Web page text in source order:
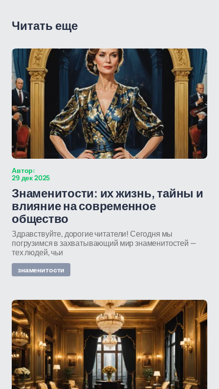
Читать еще
Автор:
29 дек 2025
Знаменитости: их жизнь, тайны и
влияние на современное
общество
Здравствуйте, дорогие читатели! Сегодня мы
погрузимся в захватывающий мир знаменитостей —
тех людей, чьи
знаменитости